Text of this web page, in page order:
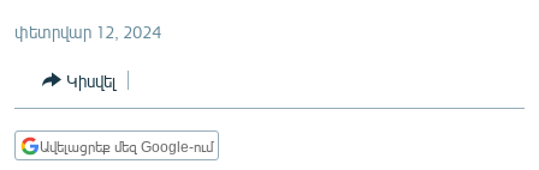
ՏՆՏԵՍՈՒԹՅՈՒՆ
ՂԱՐԱԲԱՂ
փետրվար 12, 2024
Կիսվել
Ավելացրեք մեզ Google-ում